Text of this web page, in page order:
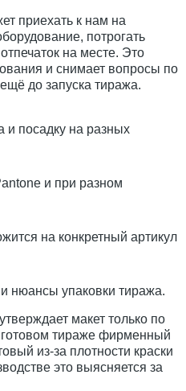
приехать к нам на
потрогать
на месте. Это
и снимает вопросы по
до запуска тиража.
и посадку на разных
и при разном
на конкретный артикул
нюансы упаковки тиража.
макет только по
тираже фирменный
из-за плотности краски
это выясняется за